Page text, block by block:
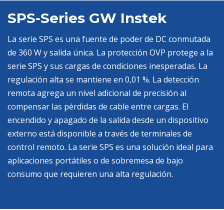
SPS-Series GW Instek
La serie SPS es una fuente de poder de DC conmutada
de 360 ​​W y salida única. La protección OVP protege a la
serie SPS y sus cargas de condiciones inesperadas. La
regulación alta se mantiene en 0,01 %. La detección
remota agrega un nivel adicional de precisión al
compensar las pérdidas de cable entre cargas. El
encendido y apagado de la salida desde un dispositivo
externo está disponible a través de terminales de
control remoto. La serie SPS es una solución ideal para
aplicaciones portátiles o de sobremesa de bajo
consumo que requieren una alta regulación.